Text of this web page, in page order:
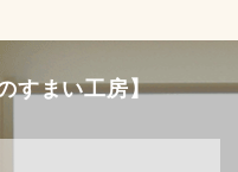
すまい工房】